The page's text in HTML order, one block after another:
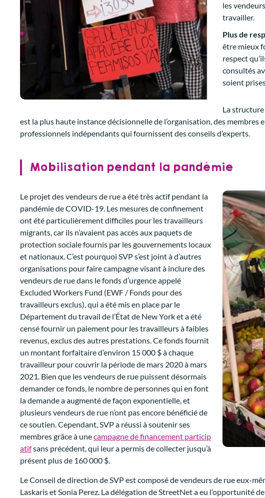
les
travailler.
Plus de
être mieux
respect
consultés
soient
La
est la plus haute instance décisionnelle de l’organisation, des membres
professionnels indépendants qui fournissent des conseils d’experts.
Mobilisation pendant la pandémie
Le projet des vendeurs de rue a été très actif pendant la
pandémie de COVID-19. Les mesures de confinement
ont été particulièrement difficiles pour les travailleurs
migrants, car ils n’avaient pas accès aux paquets de
protection sociale fournis par les gouvernements locaux
et nationaux. C’est pourquoi SVP s’est joint à d’autres
organisations pour faire campagne visant à inclure des
vendeurs de rue dans le fonds d’urgence appelé
Excluded Workers Fund (EWF / Fonds pour des
travailleurs exclus), qui a été mis en place par le
Département du travail de l’État de New York et a été
censé fournir un paiement pour les travailleurs à faibles
revenus, exclus des autres prestations. Ce fonds fournit
un montant forfaitaire d’environ 15 000 $ à chaque
travailleur pour couvrir la période de mars 2020 à mars
2021. Bien que les vendeurs de rue puissent désormais
demander ce fonds, le nombre de personnes qui en font
la demande a augmenté de façon exponentielle, et
plusieurs vendeurs de rue n’ont pas encore bénéficié de
ce soutien. Cependant, SVP a réussi à soutenir ses
membres grâce à unecampagne de financement particip
atifsans précédent, qui leur a permis de collecter jusqu’à
présent plus de 160 000 $.
Le Conseil de direction de SVP est composé de vendeurs de rue eux-
Laskaris et Sonia Perez. La délégation de StreetNet a eu l’opportunité